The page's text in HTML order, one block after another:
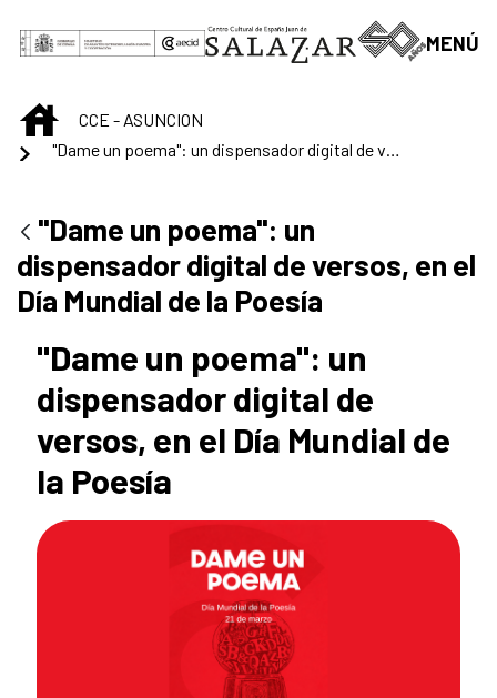
Saut au contenu principal
MENÚ
INICIOCCE - ASUNCION
"Dame un poema": un
dispensador digital de versos, en el
Día Mundial de la Poesía
"Dame un poema": un
dispensador digital de
versos, en el Día Mundial de
la Poesía